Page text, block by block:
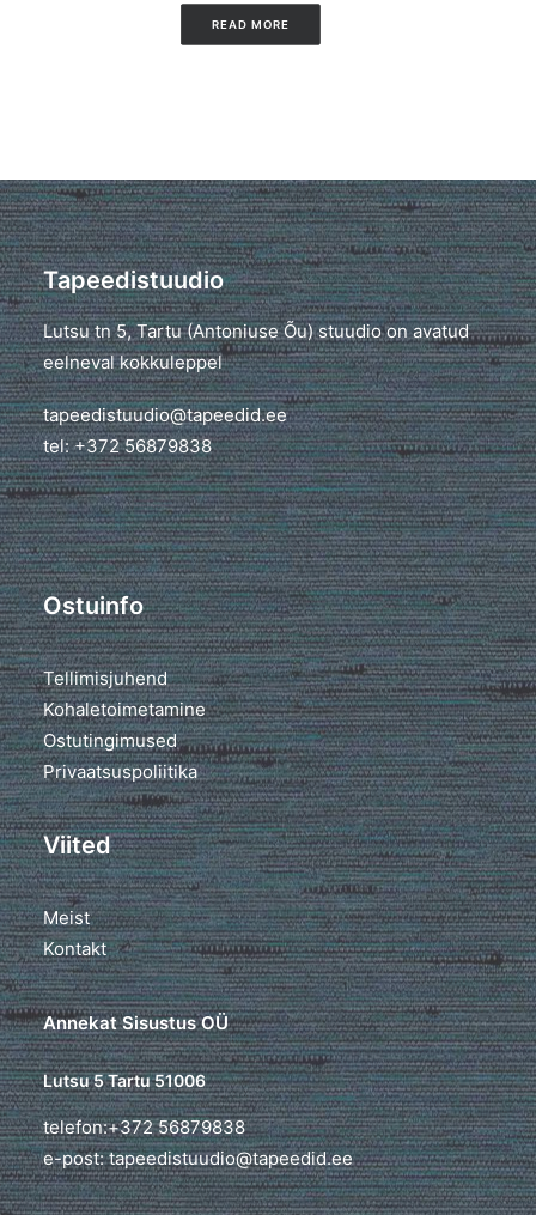
READ MORE
Tapeedistuudio
Lutsu tn 5, Tartu (Antoniuse Õu) stuudio on avatud
eelneval kokkuleppel
tapeedistuudio@tapeedid.ee
tel: +372 56879838
Ostuinfo
Tellimisjuhend
Kohaletoimetamine
Ostutingimused
Privaatsuspoliitika
Viited
Meist
Kontakt
Annekat Sisustus OÜ
Lutsu 5 Tartu 51006
telefon:+372 56879838
e-post: tapeedistuudio@tapeedid.ee